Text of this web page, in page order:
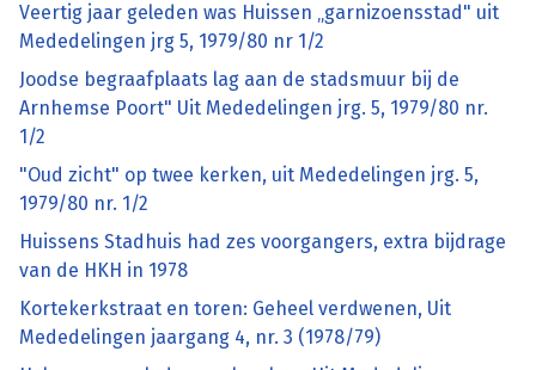
Veertig jaar geleden was Huissen „garnizoensstad" uit
Mededelingen jrg 5, 1979/80 nr 1/2
Joodse begraafplaats lag aan de stadsmuur bij de
Arnhemse Poort" Uit Mededelingen jrg. 5, 1979/80 nr.
1/2
"Oud zicht" op twee kerken, uit Mededelingen jrg. 5,
1979/80 nr. 1/2
Huissens Stadhuis had zes voorgangers, extra bijdrage
van de HKH in 1978
Kortekerkstraat en toren: Geheel verdwenen, Uit
Mededelingen jaargang 4, nr. 3 (1978/79)